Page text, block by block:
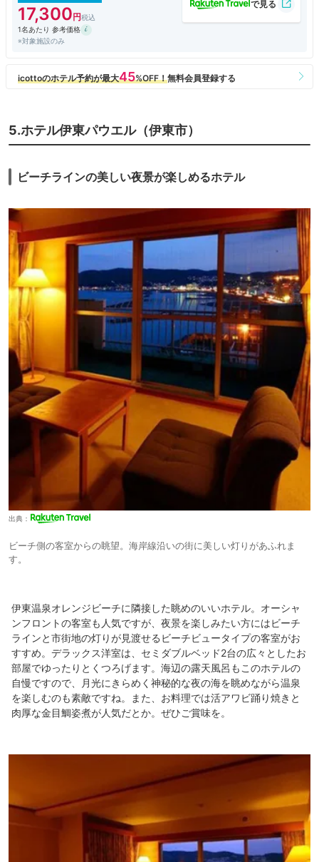
しました。
夜景はバッチリ綺麗に見えます！
アメニティは、ロクシタンのシャンプー、ボディソープなどが部屋にあ
り、大浴場ではミキモトのものがありました。
冷蔵庫の中の水、オレンジジュース、コーラ、お茶、ビールは全て無料で
飲めます。
17,300
1名あたり 参考価格
※対象施設のみ
5.ホテル伊東パウエル（伊東市）
ビーチラインの美しい夜景が楽しめるホテル
出典：
ビーチ側の客室からの眺望。海岸線沿いの街に美しい灯りがあふれま
す。
伊東温泉オレンジビーチに隣接した眺めのいいホテル。オーシャ
ンフロントの客室も人気ですが、夜景を楽しみたい方にはビーチ
ラインと市街地の灯りが見渡せるビーチビュータイプの客室がお
すすめ。デラックス洋室は、セミダブルベッド2台の広々としたお
部屋でゆったりとくつろげます。海辺の露天風呂もこのホテルの
自慢ですので、月光にきらめく神秘的な夜の海を眺めながら温泉
を楽しむのも素敵ですね。また、お料理では活アワビ踊り焼きと
肉厚な金目鯛姿煮が人気だとか。ぜひご賞味を。